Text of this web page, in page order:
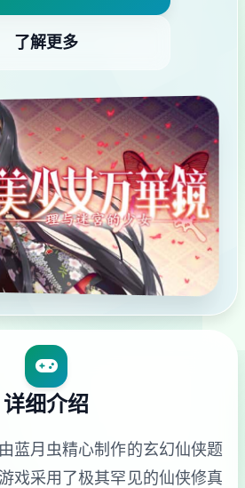
了解更多
详细介绍
蓝月虫精心制作的玄幻仙侠题
戏采用了极其罕见的仙侠修真